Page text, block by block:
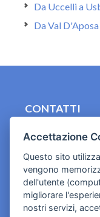
Da Uccelli a
Da Val
CONTATTI
Cookies e
Accettazione
Questo sito
vengono
dell'utente
migliorare
nostri servizi,